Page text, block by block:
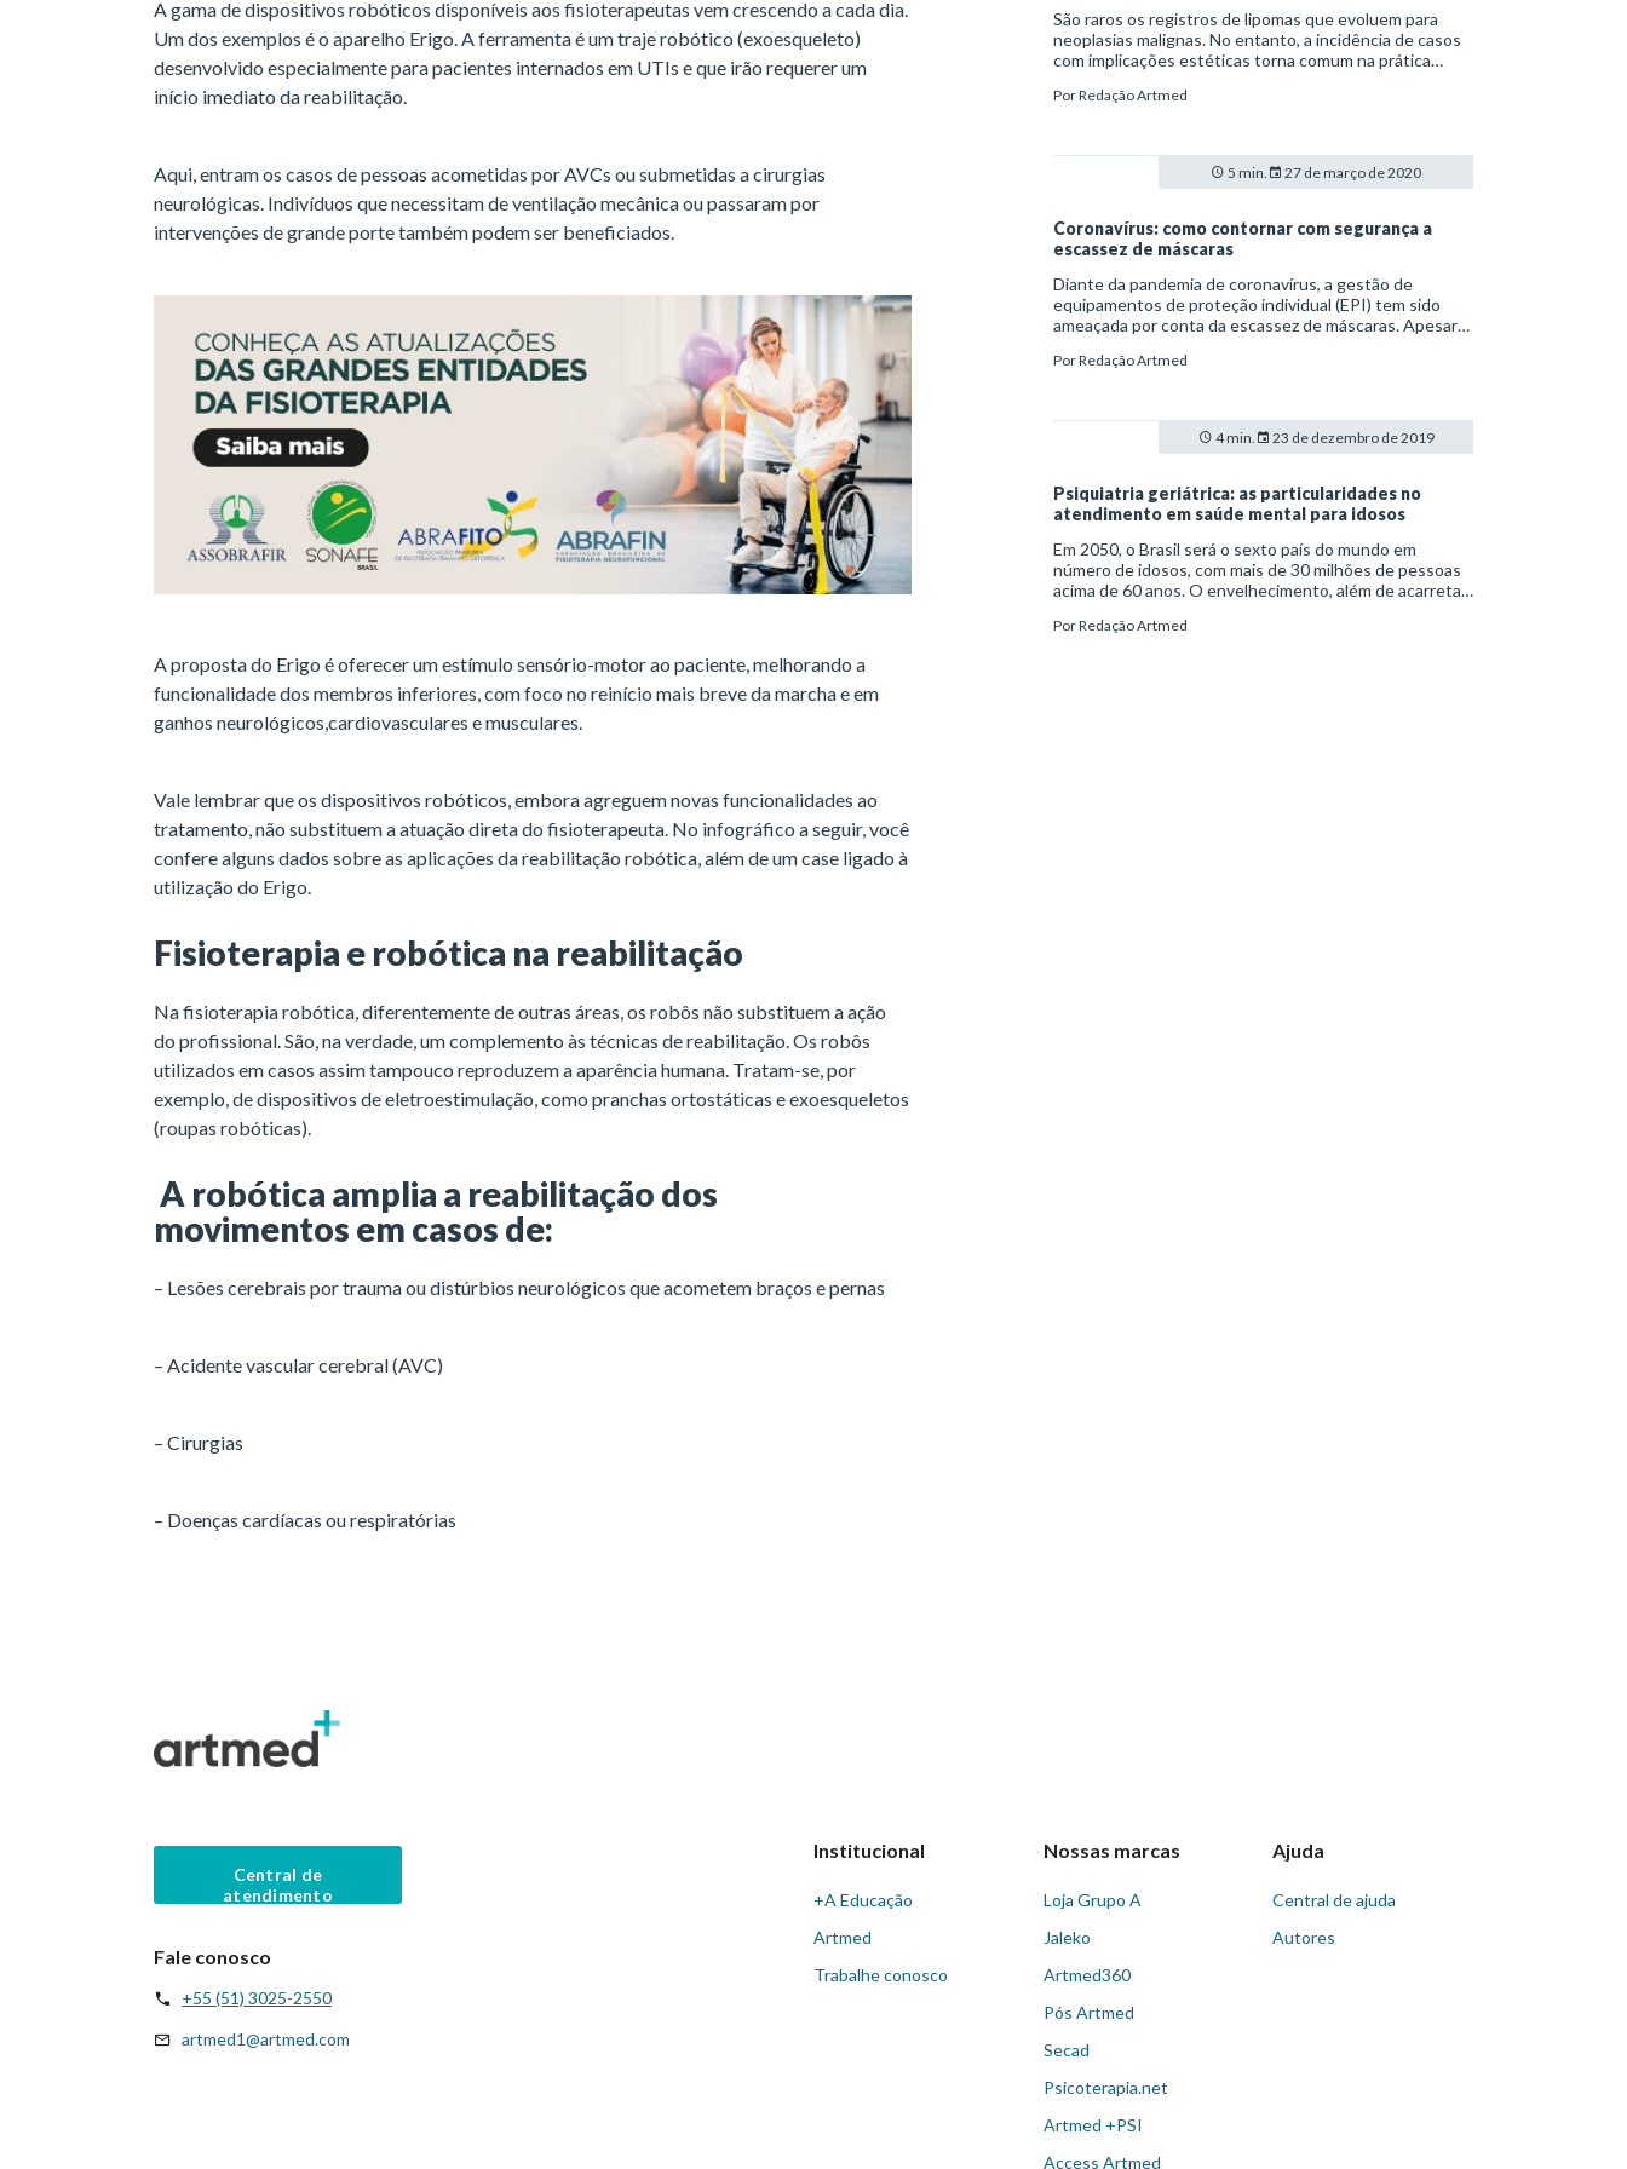
A gama de dispositivos robóticos disponíveis aos fisioterapeutas vem crescendo a cada dia.
Um dos exemplos é o aparelho Erigo. A ferramenta é um traje robótico (exoesqueleto)
desenvolvido especialmente para pacientes internados em UTIs e que irão requerer um
início imediato da reabilitação.
Aqui, entram os casos de pessoas acometidas por AVCs ou submetidas a cirurgias
neurológicas. Indivíduos que necessitam de ventilação mecânica ou passaram por
intervenções de grande porte também podem ser beneficiados.
A proposta do Erigo é oferecer um estímulo sensório-motor ao paciente, melhorando a
funcionalidade dos membros inferiores, com foco no reinício mais breve da marcha e em
ganhos neurológicos,cardiovasculares e musculares.
Vale lembrar que os dispositivos robóticos, embora agreguem novas funcionalidades ao
tratamento, não substituem a atuação direta do fisioterapeuta. No infográfico a seguir, você
confere alguns dados sobre as aplicações da reabilitação robótica, além de um case ligado à
utilização do Erigo.
Fisioterapia e robótica na reabilitação
Na fisioterapia robótica, diferentemente de outras áreas, os robôs não substituem a ação
do profissional. São, na verdade, um complemento às técnicas de reabilitação. Os robôs
utilizados em casos assim tampouco reproduzem a aparência humana. Tratam-se, por
exemplo, de dispositivos de eletroestimulação, como pranchas ortostáticas e exoesqueletos
(roupas robóticas).
A robótica amplia a reabilitação dos
movimentos em casos de:
– Lesões cerebrais por trauma ou distúrbios neurológicos que acometem braços e pernas
– Acidente vascular cerebral (AVC)
– Cirurgias
– Doenças cardíacas ou respiratórias
São raros os registros de lipomas que evoluem para
neoplasias malignas. No entanto, a incidência de casos
com implicações estéticas torna comum na prática
PorRedação Artmed
5 min. 27 de março de 2020
Coronavírus: como contornar com segurança a
escassez de máscaras
Diante da pandemia de coronavírus, a gestão de
equipamentos de proteção individual (EPI) tem sido
ameaçada por conta da escassez de máscaras. Apesar
(OMS) e do Ministério da Saúde quanto ao uso restrito
estocando o artigo em casa.
PorRedação Artmed
4 min. 23 de dezembro de 2019
Psiquiatria geriátrica: as particularidades no
atendimento em saúde mental para idosos
Em 2050, o Brasil será o sexto país do mundo em
número de idosos, com mais de 30 milhões de pessoas
acima de 60 anos. O envelhecimento, além de acarretar
acompanhado de mudanças nos padrões de vida do
PorRedação Artmed
Central de
atendimento
Fale conosco
+55 (51) 3025-2550
artmed1@artmed.com
Institucional
+A Educação
Artmed
Trabalhe conosco
Nossas marcas
Loja Grupo A
Jaleko
Artmed360
Pós Artmed
Secad
Psicoterapia.net
Artmed +PSI
Access Artmed
Ajuda
Central de ajuda
Autores